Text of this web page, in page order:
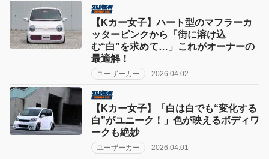
【Kカー女子】ハート型のマフラーカ
ッターピンクから「街に溶け込
む“白”を求めて…」これがオーナーの
最適解！
ユーザーカー 2026.04.02
【Kカー女子】「白は白でも“変化する
白”がユニーク！」色が映えるボディワ
ークも絶妙
ユーザーカー 2026.04.01